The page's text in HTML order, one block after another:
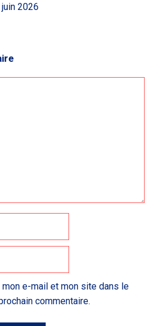
2026
mon e-mail et mon site dans le
commentaire.